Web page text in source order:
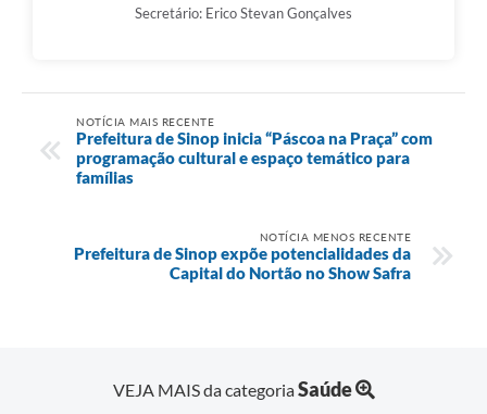
Secretário: Erico Stevan Gonçalves
NOTÍCIA MAIS RECENTE
Prefeitura de Sinop inicia “Páscoa na Praça” com
programação cultural e espaço temático para
famílias
NOTÍCIA MENOS RECENTE
Prefeitura de Sinop expõe potencialidades da
Capital do Nortão no Show Safra
VEJA MAIS da categoriaSaúde